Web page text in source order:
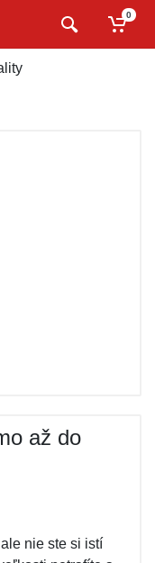
0
až do
nie ste si istí